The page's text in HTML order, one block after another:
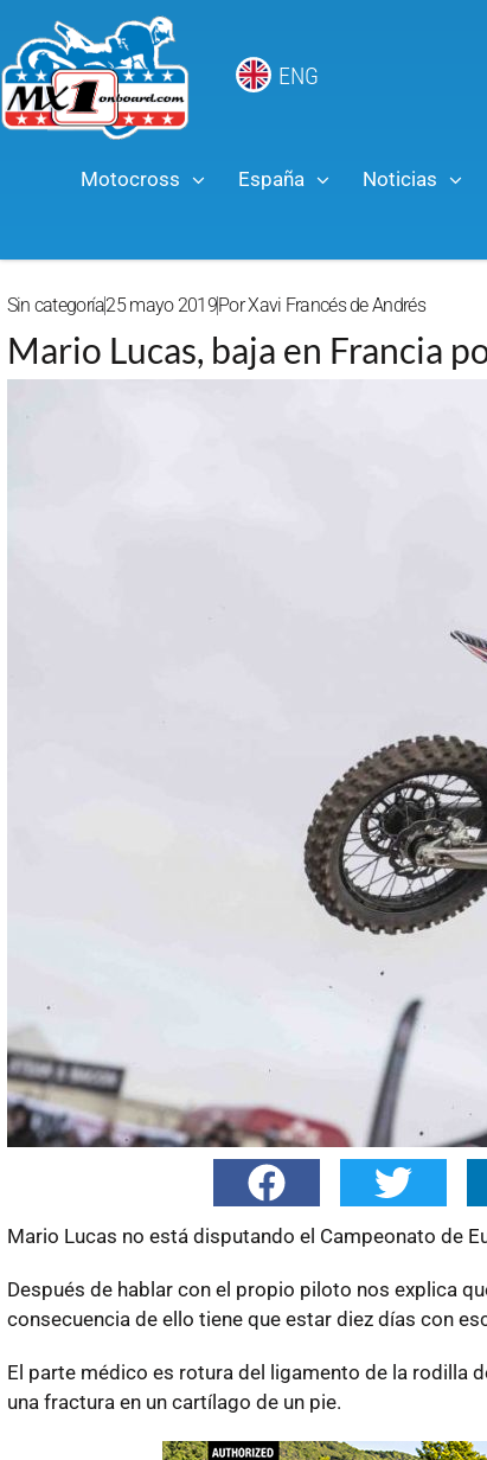
ENG
Motocross España Noticias
Sin categoría25 mayo 2019PorXavi Francés de Andrés
Mario Lucas, baja en Francia
Mario Lucas no está disputando el Campeonato de
Después de hablar con el propio piloto nos explica
consecuencia de ello tiene que estar diez días con
El parte médico es rotura del ligamento de la rodilla
una fractura en un cartílago de un pie.